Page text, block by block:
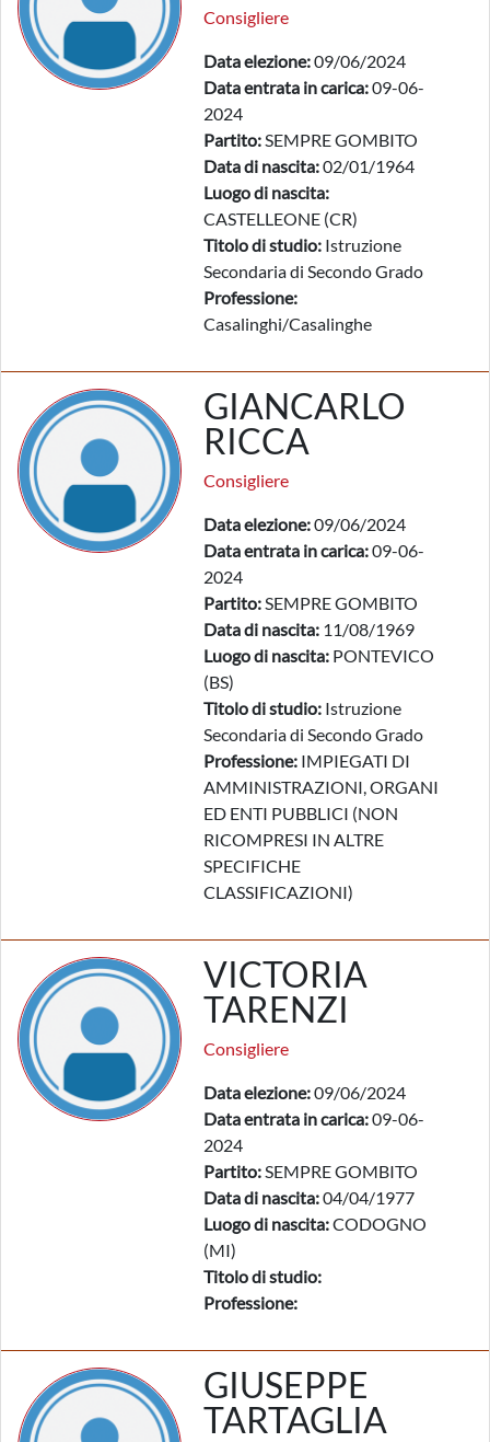
Consigliere
Data elezione:09/06/2024
Data entrata in carica:09-06-
2024
Partito:SEMPRE GOMBITO
Data di nascita:02/01/1964
Luogo di nascita:
CASTELLEONE (CR)
Titolo di studio: Istruzione
Secondaria di Secondo Grado
Professione:
Casalinghi/Casalinghe
GIANCARLO
RICCA
Consigliere
Data elezione:09/06/2024
Data entrata in carica:09-06-
2024
Partito:SEMPRE GOMBITO
Data di nascita: 11/08/1969
Luogo di nascita: PONTEVICO
(BS)
Titolo di studio: Istruzione
Secondaria di Secondo Grado
Professione: IMPIEGATI DI
AMMINISTRAZIONI, ORGANI
ED ENTI PUBBLICI (NON
RICOMPRESI IN ALTRE
SPECIFICHE
CLASSIFICAZIONI)
VICTORIA
TARENZI
Consigliere
Data elezione:09/06/2024
Data entrata in carica:09-06-
2024
Partito:SEMPRE GOMBITO
Data di nascita:04/04/1977
Luogo di nascita:CODOGNO
(MI)
Titolo di studio:
Professione:
GIUSEPPE
TARTAGLIA